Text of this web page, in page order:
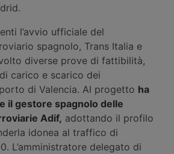
l’avvio ufficiale del
spagnolo, Trans Italia e
diverse prove di fattibilità,
carico e scarico dei
di Valencia. Al progetto ha
il gestore spagnolo delle
Adif, adottando il profilo
idonea al traffico di
L’amministratore delegato di